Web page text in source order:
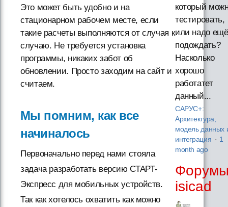
Это может быть удобно и на
стационарном рабочем месте, если
такие расчеты выполняются от случая к
случаю. Не требуется установка
программы, никаких забот об
обновлении. Просто заходим на сайт и
считаем.
Мы помним, как все
начиналось
Первоначально перед нами стояла
задача разработать версию СТАРТ-
Экспресс для мобильных устройств.
Так как хотелось охватить как можно
который
тестировать,
или надо ещё
подождать?
Насколько
хорошо
работатет
данный...
САРУС+:
Архитектура,
модель данных
интеграция · 1
month ago
isicad